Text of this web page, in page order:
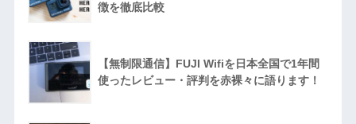
徴を徹底比較
【無制限通信】FUJI Wifiを日本全国で1年間
使ったレビュー・評判を赤裸々に語ります！